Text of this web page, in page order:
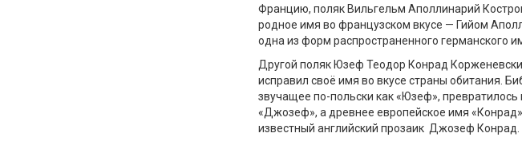
Францию, поляк Вильгельм Аполлинарий
родное имя во французском вкусе — Гийом
одна из форм распространенного германского
Другой поляк Юзеф Теодор Конрад
исправил своё имя во вкусе страны обитания.
звучащее по-польски как «Юзеф», превратилось
«Джозеф», а древнее европейское имя
известный английский прозаик Джозеф Конрад.